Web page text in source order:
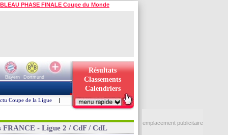
PHASE FINALE Coupe du Monde
Bayern
Dortmund
Résultats
Classements
Calendriers
Coupe de la Ligue |
FRANCE - Ligue 2 / CdF / CdL
emplacement publicitaire